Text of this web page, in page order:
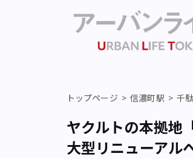
トップページ 信濃町駅 千
ヤクルトの本拠地
大型リニューアル